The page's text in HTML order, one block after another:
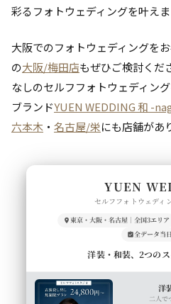
彩るフォトウェディングを叶えま
大阪でのフォトウェディングを
の大阪/梅田店もぜひご検討くだ
なしのセルフフォトウェディン
ブランドYUEN WEDDING 和 -
六本木 ・ 名古屋/栄にも店舗があ
YUEN
セルフフォトウェディ
東京・大阪・名古屋｜全国3エリア
全データ当
洋装・和装、2つの
洋
二人で